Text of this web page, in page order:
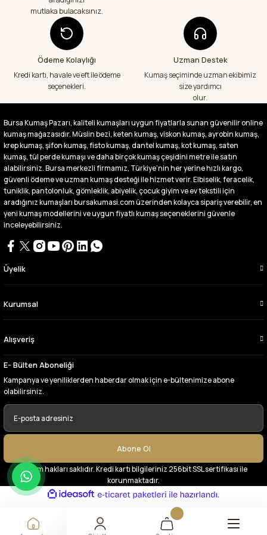
Aradığım kumaşçı artık hep buradan alış
veriş yapacağım in şa Allah çünkü 4 farklı
kumaş aldım hem ölçü olarak hem
görüntü,doku olarak çok memnun kaldım
emeği geçenlere teşekkür ediyorum
A... S... | 24/07/2026
büyük kolaylık emeği geçenlere teşekkür
ediyorum
Abdurrahman Samsur | 24/07/2026
Buradan ikinci alışverişim ikisinden de çok
memnun kaldım teşekkürler.
Büşra Singeç | 02/07/2026
Bursa kumaş pazarından defalarca kumaş
aldım videoda anlatılıp gosterildigi gibi
uygun fiyatlarından ve kalitesinden dolayı
tercih ettiğim kumaşçi
Çok memnun kaldım,teşekkürler
A... Y... | 13/06/2026
Deneyimini Paylaş
mutlaka bulacaksınız.
Ödeme Kolaylığı
Kredi kartı, havale ve eft ile ödeme
seçenekleri.
Uzman Destek
Kumaş seçiminde uzman ekibimiz
size yardımcı
olur.
Bursa Kumaş Pazarı, kaliteli kumaşları uygun fiyatlarla sunan güvenilir online
kumaş mağazasıdır. Müslin bezi, keten kumaş, viskon kumaş, ayrobin kumaş,
krep kumaş, şifon kumaş, fisto kumaş, dantel kumaş, kot kumaş, saten
kumaş, tül perde kumaşı ve daha birçok kumaş çeşidini metre ile satın
alabilirsiniz. Bursa merkezli firmamız, Türkiye’nin her yerine hızlı kargo,
güvenli ödeme ve uzman kumaş desteği ile hizmet verir. Elbiselik, feracelik,
tuniklik, pantolonluk, gömleklik, abiyelik, çocuk giyim ve ev tekstili için
aradığınız kumaşları bursakumasi.com üzerinden kolayca sipariş verebilir, en
yeni kumaş modellerini ve uygun fiyatlı kumaş seçeneklerini güvenle
inceleyebilirsiniz.
Üyelik
Kurumsal
Alışveriş
E- Bülten Aboneliği
Kampanya ve yeniliklerden haberdar olmak için e-bültenimize abone
olabilirsiniz.
Abone Ol
© Tüm hakları saklıdır. Kredi kartı bilgileriniz 256bit SSL sertifikası ile
korunmaktadır.
ideasoft
e-
paketleri